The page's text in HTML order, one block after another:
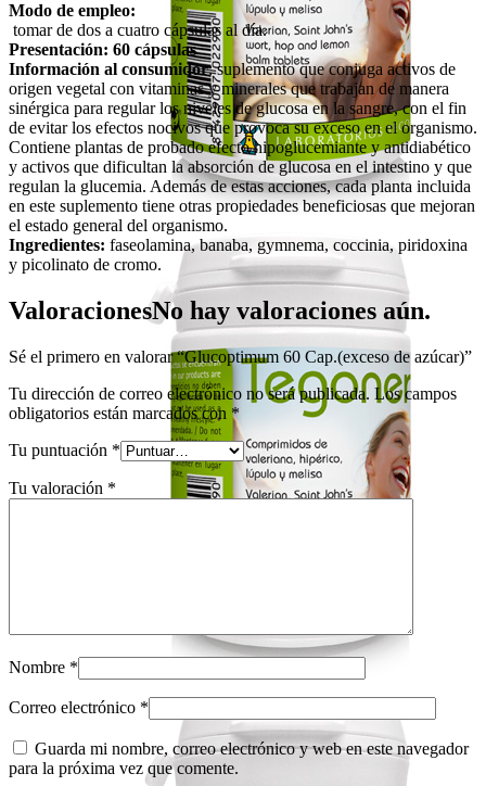
Modo de empleo:
tomar de dos a cuatro cápsulas al día.
Presentación: 60 cápsulas
Información al consumidor: suplemento que conjuga activos de
origen vegetal con vitaminas y minerales que trabajan de manera
sinérgica para regular los niveles de glucosa en la sangre, con el fin
de evitar los efectos nocivos que provoca su exceso en el organismo.
Contiene plantas de probado efecto hipoglucemiante y antidiabético
y activos que dificultan la absorción de glucosa en el intestino y que
regulan la glucemia. Además de estas acciones, cada planta incluida
en este suplemento tiene otras propiedades beneficiosas que mejoran
el estado general del organismo.
Ingredientes: faseolamina, banaba, gymnema, coccinia, piridoxina
y picolinato de cromo.
ValoracionesNo hay valoraciones aún.
Sé el primero en valorar “Glucoptimum 60 Cap.(exceso de azúcar)”
Tu dirección de correo electrónico no será publicada. Los campos
obligatorios están marcados con *
Tu puntuación *
Tu valoración *
Nombre *
Correo electrónico *
Guarda mi nombre, correo electrónico y web en este navegador
para la próxima vez que comente.